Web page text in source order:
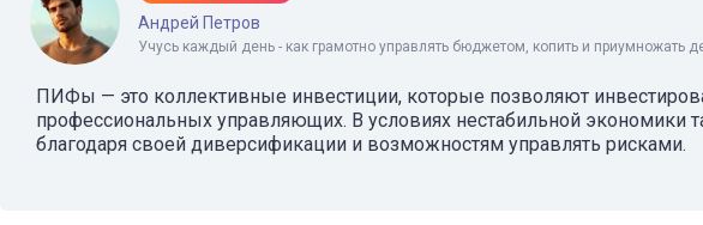
Андрей Петров
Учусь каждый день - как грамотно управлять бюджетом, копить и приумножать
ПИФы — это коллективные инвестиции, которые позволяют
профессиональных управляющих. В условиях нестабильной экономики
благодаря своей диверсификации и возможностям управлять рисками.